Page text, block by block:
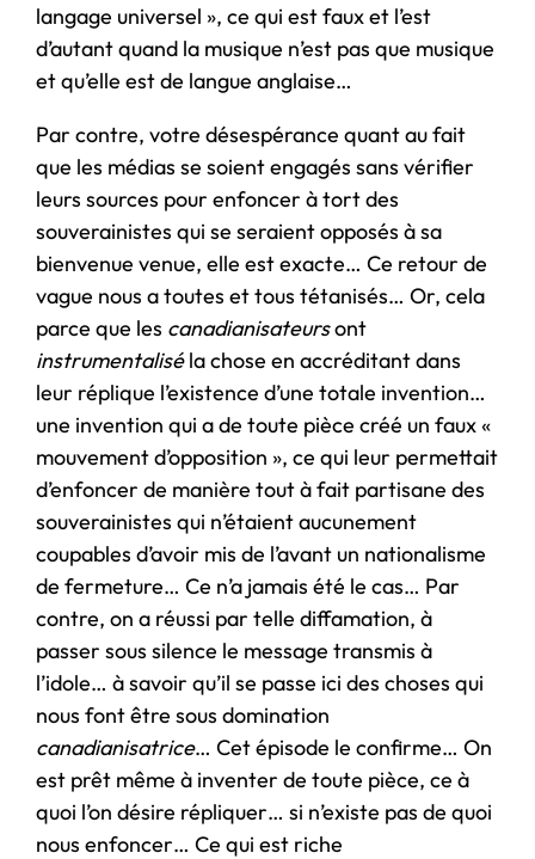
langage universel », ce qui est faux et l’est
d’autant quand la musique n’est pas que musique
et qu’elle est de langue anglaise…
Par contre, votre désespérance quant au fait
que les médias se soient engagés sans vérifier
leurs sources pour enfoncer à tort des
souverainistes qui se seraient opposés à sa
bienvenue venue, elle est exacte… Ce retour de
vague nous a toutes et tous tétanisés… Or, cela
parce que les canadianisateursont
instrumentaliséla chose en accréditant dans
leur réplique l’existence d’une totale invention…
une invention qui a de toute pièce créé un faux «
mouvement d’opposition », ce qui leur permettait
d’enfoncer de manière tout à fait partisane des
souverainistes qui n’étaient aucunement
coupables d’avoir mis de l’avant un nationalisme
de fermeture… Ce n’a jamais été le cas… Par
contre, on a réussi par telle diffamation, à
passer sous silence le message transmis à
l’idole… à savoir qu’il se passe ici des choses qui
nous font être sous domination
canadianisatrice… Cet épisode le confirme… On
est prêt même à inventer de toute pièce, ce à
quoi l’on désire répliquer… si n’existe pas de quoi
nous enfoncer… Ce qui est riche